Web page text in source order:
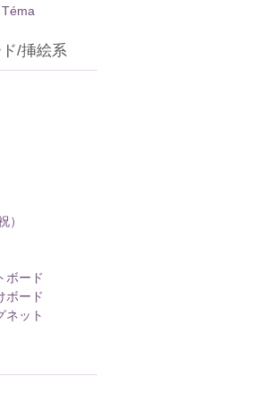
/挿絵系
）
ボード
ボード
ネット